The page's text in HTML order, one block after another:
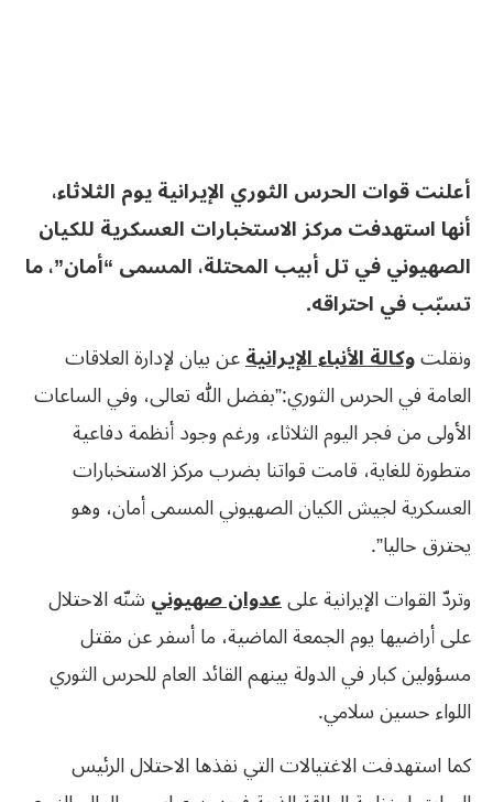
أعلنت قوات الحرس الثوري الإيرانية يوم الثلاثاء،
أنها استهدفت مركز الاستخبارات العسكرية للكيان
الصهيوني في تل أبيب المحتلة، المسمى “أمان”، ما
تسبّب في احتراقه.
ونقلتوكالة الأنباء الإيرانيةعن بيان لإدارة العلاقات
العامة في الحرس الثوري:”بفضل الله تعالى، وفي الساعات
الأولى من فجر اليوم الثلاثاء، ورغم وجود أنظمة دفاعية
متطورة للغاية، قامت قواتنا بضرب مركز الاستخبارات
العسكرية لجيش الكيان الصهيوني المسمى أمان، وهو
يحترق حاليا”.
وتردّ القوات الإيرانية علىعدوان صهيونيشنّه الاحتلال
على أراضيها يوم الجمعة الماضية، ما أسفر عن مقتل
مسؤولين كبار في الدولة بينهم القائد العام للحرس الثوري
اللواء حسين سلامي.
كما استهدفت الاغتيالات التي نفذها الاحتلال الرئيس